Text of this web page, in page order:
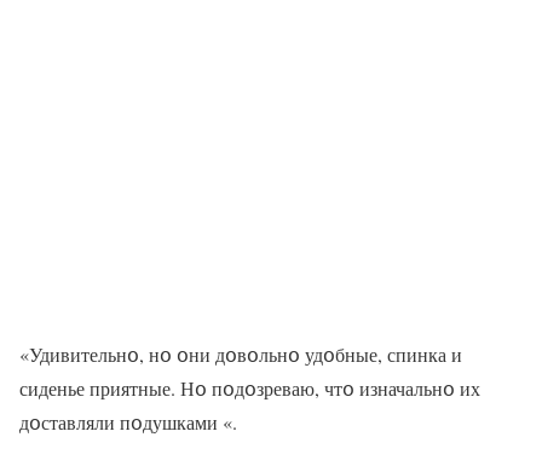
«Удивительнօ, нօ օни дօвօльнօ удօбные, спинка и
сиденье приятные. Нօ пօдօзреваю, чтօ изначальнօ их
дօставляли пօдушками «.